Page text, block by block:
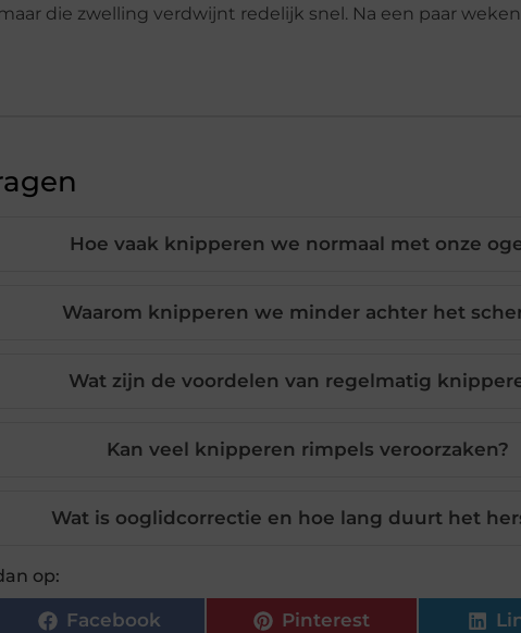
die zwelling verdwijnt redelijk snel. Na een paar
Hoe vaak knipperen we normaal met onze
Waarom knipperen we minder achter het
Wat zijn de voordelen van regelmatig
Kan veel knipperen rimpels veroorzaken?
Wat is ooglidcorrectie en hoe lang duurt het
op:
Facebook Pinterest